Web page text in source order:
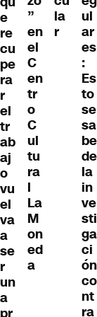
e
re
cu
pe
ra
r
el
tr
ab
aj
o
vu
el
va
a
se
r
un
a
”
en
el
C
en
tr
o
C
ul
tu
ra
l
La
M
on
ed
a
la
r
ul
ar
es
:
Es
to
se
sa
be
de
la
in
ve
sti
ga
ci
ón
co
nt
ra